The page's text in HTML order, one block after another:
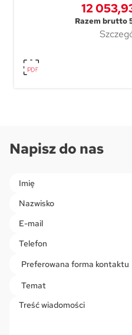
12
Razem brutto
Napisz do nas
Please
leave
this
field